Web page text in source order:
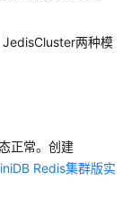
两种模
正常。创建
Redis集群版实